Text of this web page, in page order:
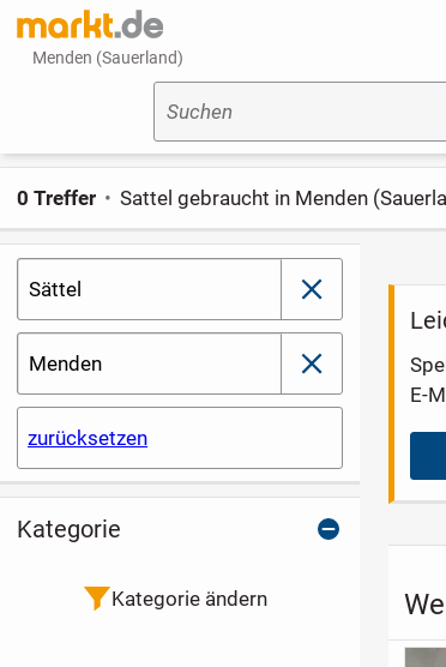
Menden (Sauerland)
Suchen
Sättel schließen
Menden schließen
zurücksetzen
0 Treffer Sattel gebraucht in Menden
E-
Kategorie
Kategorie ändern